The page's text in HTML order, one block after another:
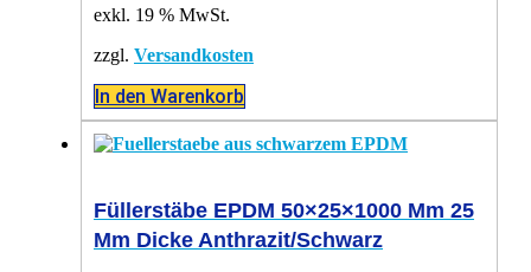
exkl. 19 % MwSt.
zzgl. Versandkosten
In den Warenkorb
Füllerstäbe EPDM 50×25×1000 Mm 25
Mm Dicke Anthrazit/schwarz